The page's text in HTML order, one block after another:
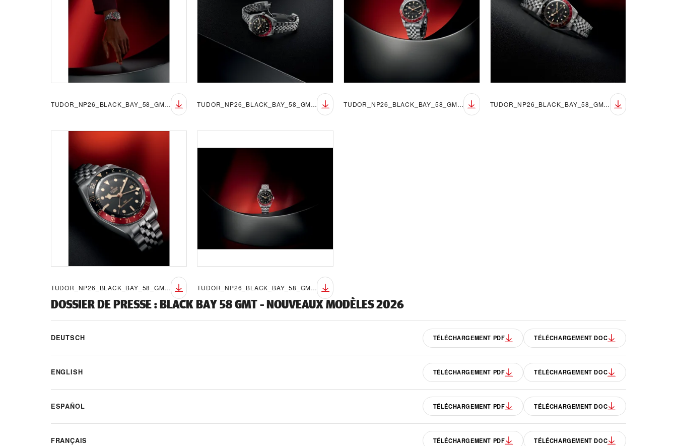
TUDOR_NP26_BLACK_BAY_58_GMT_LIFESTYLE_3 TUDOR_NP26_BLACK_BAY_58_GMT_LIFESTYLE_4 TUDOR_NP26_BLACK_BAY_58_GMT_LIFESTYLE_5 TUDOR_NP26_BLACK_BAY_58_GMT_LIFESTYLE_6
TUDOR_NP26_BLACK_BAY_58_GMT_LIFESTYLE_7 TUDOR_NP26_BLACK_BAY_58_GMT_LIFESTYLE_8
DOSSIER DE PRESSE:BLACK BAY 58 GMT - NOUVEAUX MODÈLES 2026
DEUTSCH TÉLÉCHARGEMENT PDF TÉLÉCHARGEMENT DOC
ENGLISH TÉLÉCHARGEMENT PDF TÉLÉCHARGEMENT DOC
ESPAÑOL TÉLÉCHARGEMENT PDF TÉLÉCHARGEMENT DOC
FRANÇAIS TÉLÉCHARGEMENT PDF TÉLÉCHARGEMENT DOC